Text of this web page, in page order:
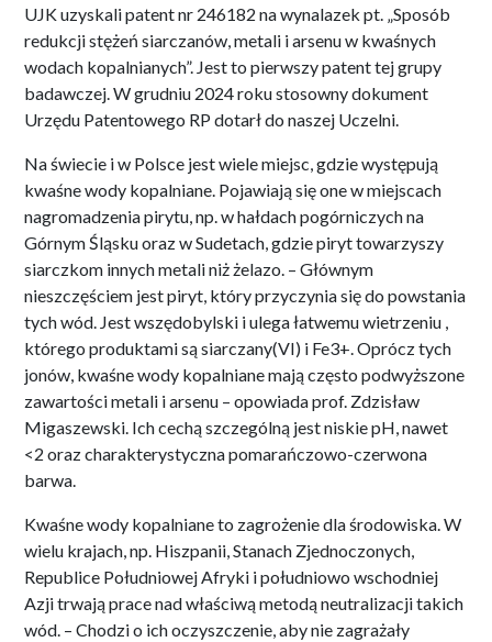
UJK uzyskali patent nr 246182 na wynalazek pt. „Sposób
redukcji stężeń siarczanów, metali i arsenu w kwaśnych
wodach kopalnianych”. Jest to pierwszy patent tej grupy
badawczej. W grudniu 2024 roku stosowny dokument
Urzędu Patentowego RP dotarł do naszej Uczelni.
Na świecie i w Polsce jest wiele miejsc, gdzie występują
kwaśne wody kopalniane. Pojawiają się one w miejscach
nagromadzenia pirytu, np. w hałdach pogórniczych na
Górnym Śląsku oraz w Sudetach, gdzie piryt towarzyszy
siarczkom innych metali niż żelazo. – Głównym
nieszczęściem jest piryt, który przyczynia się do powstania
tych wód. Jest wszędobylski i ulega łatwemu wietrzeniu ,
którego produktami są siarczany(VI) i Fe3+. Oprócz tych
jonów, kwaśne wody kopalniane mają często podwyższone
zawartości metali i arsenu – opowiada prof. Zdzisław
Migaszewski. Ich cechą szczególną jest niskie pH, nawet
<2 oraz charakterystyczna pomarańczowo-czerwona
barwa.
Kwaśne wody kopalniane to zagrożenie dla środowiska. W
wielu krajach, np. Hiszpanii, Stanach Zjednoczonych,
Republice Południowej Afryki i południowo wschodniej
Azji trwają prace nad właściwą metodą neutralizacji takich
wód. – Chodzi o ich oczyszczenie, aby nie zagrażały